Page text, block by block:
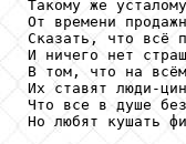
Такому же усталому
От времени
Сказать, что всё
И ничего нет
В том, что на
Их ставят люди-
Что все в душе
Но любят кушать